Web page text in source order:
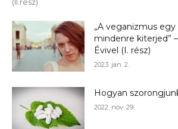
„A veganizmus
mindenre kiterjed”
Évivel (I. rész)
2023. jan. 2.
Hogyan
2022. nov. 29.